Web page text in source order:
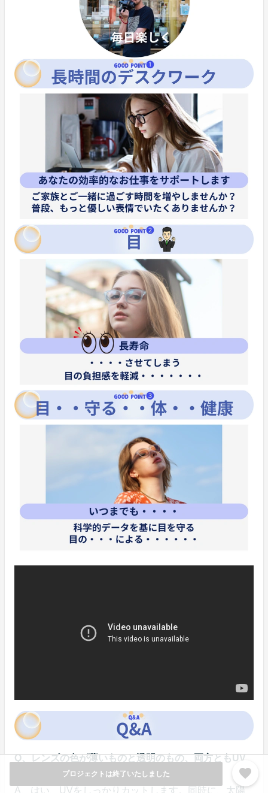
プロジェクトは終了いたしました favorite
Q、レンズの色が薄いものと透明のもの、両方ともUV
をカットしてくれるのですか？
A、はい、UVをしっかりカットします。同時に、太陽